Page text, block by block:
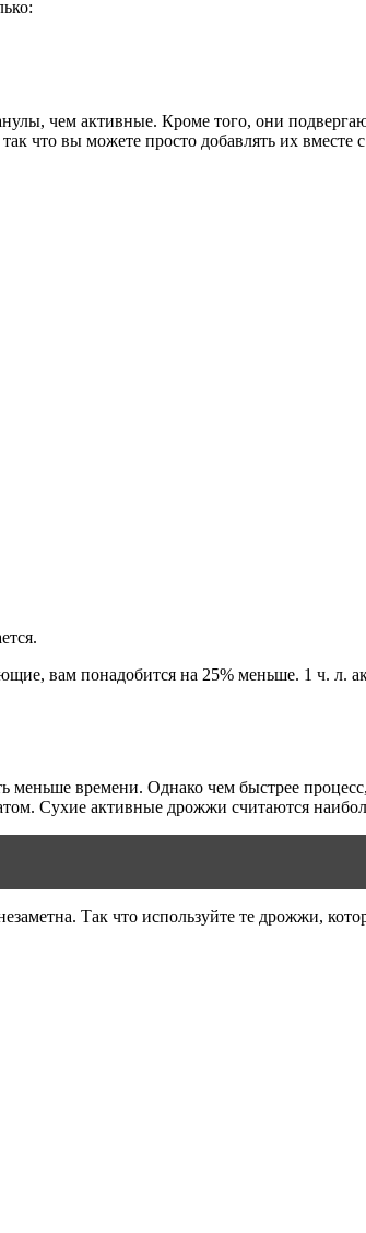
чем активные. Кроме того, они
что вы можете просто добавлять их вместе
вам понадобится на 25% меньше. 1 ч. л.
меньше времени. Однако чем быстрее
Сухие активные дрожжи считаются
Так что используйте те дрожжи,